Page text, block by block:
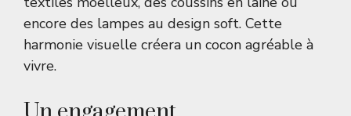
encore des lampes au design soft. Cette
harmonie visuelle créera un cocon agréable à
vivre.